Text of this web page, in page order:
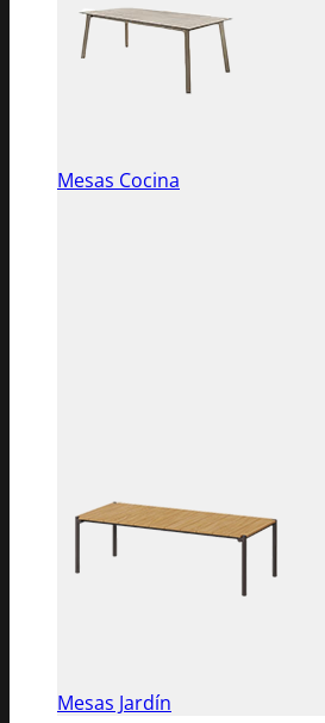
Mesas Cocina
Mesas Jardín